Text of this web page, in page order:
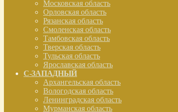
Московская область
Орловская область
Рязанская область
Смоленская область
Тамбовская область
Тверская область
Тульская область
Ярославская область
С-ЗАПАДНЫЙ
Архангельская область
Вологодская область
Ленинградская область
Мурманская область